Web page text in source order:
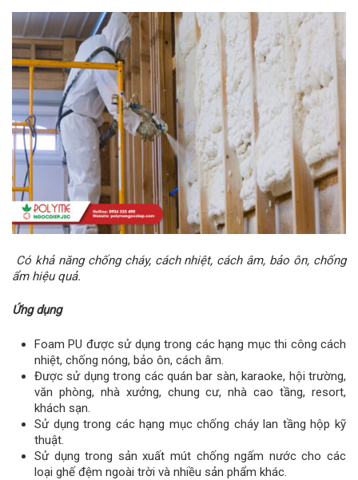
Có khả năng chống cháy, cách nhiệt, cách âm, bảo ôn, chống
ẩm hiệu quả.
Ứng dụng
Foam PU được sử dụng trong các hạng mục thi công cách
nhiệt, chống nóng, bảo ôn, cách âm.
Được sử dụng trong các quán bar sàn, karaoke, hội trường,
văn phòng, nhà xưởng, chung cư, nhà cao tầng, resort,
khách sạn.
Sử dụng trong các hạng mục chống cháy lan tầng hộp kỹ
thuật.
Sử dụng trong sản xuất mút chống ngấm nước cho các
loại ghế đệm ngoài trời và nhiều sản phẩm khác.